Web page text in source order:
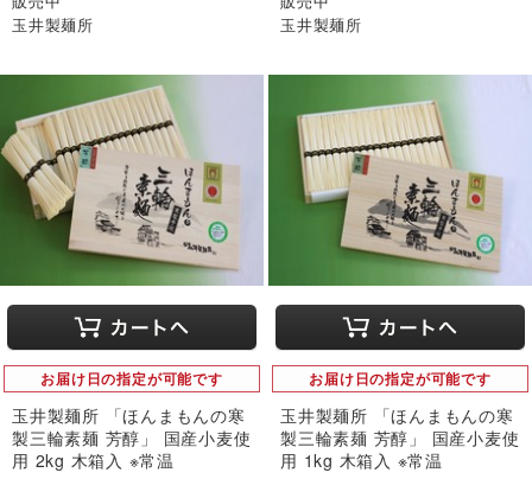
玉井製麺所
玉井製麺所
お届け日の指定が可能です
玉井製麺所 「ほんまもんの寒
製三輪素麺 芳醇」 国産小麦使
用 2kg 木箱入 ※常温
お届け日の指定が可能です
玉井製麺所 「ほんまもんの寒
製三輪素麺 芳醇」 国産小麦使
用 1kg 木箱入 ※常温